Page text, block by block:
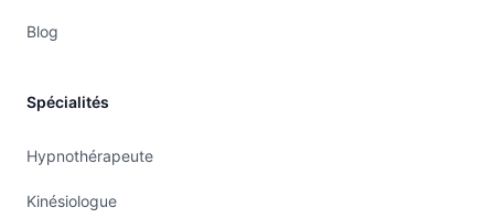
Blog
Spécialités
Hypnothérapeute
Kinésiologue